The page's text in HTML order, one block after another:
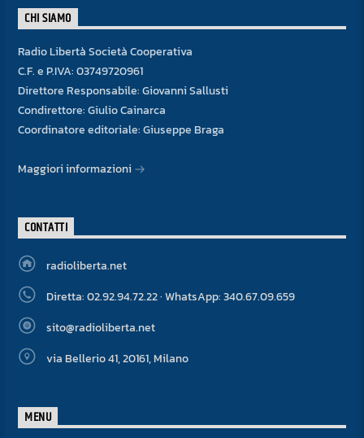
CHI SIAMO
Radio Libertà Società Cooperativa
C.F. e P.IVA: 03749720961
Direttore Responsabile: Giovanni Sallusti
Condirettore: Giulio Cainarca
Coordinatore editoriale: Giuseppe Braga
Maggiori informazioni
CONTATTI
radioliberta.net
Diretta: 02.92.94.72.22 · WhatsApp: 340.67.09.659
sito@radioliberta.net
via Bellerio 41, 20161, Milano
MENU